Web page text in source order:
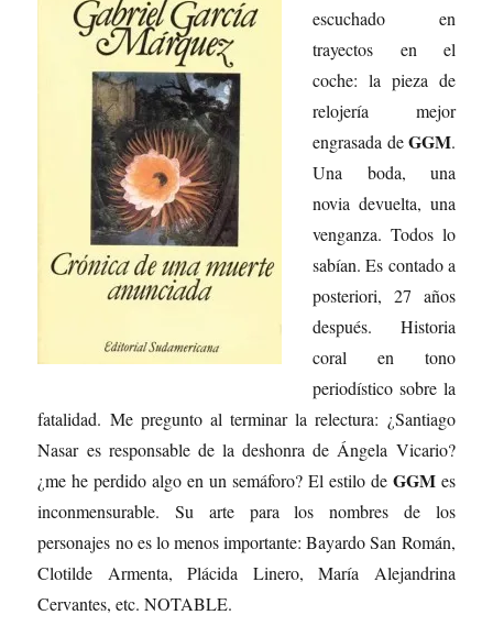
escuchado en
trayectos en el
coche: la pieza de
relojería mejor
engrasada deGGM.
Una boda, una
novia devuelta, una
venganza. Todos lo
sabían. Es contado a
posteriori, 27 años
después. Historia
coral en tono
periodístico sobre la
fatalidad. Me pregunto al terminar la relectura: ¿Santiago
Nasar es responsable de la deshonra de Ángela Vicario?
¿me he perdido algo en un semáforo? El estilo de GGMes
inconmensurable. Su arte para los nombres de los
personajes no es lo menos importante: Bayardo San Román,
Clotilde Armenta, Plácida Linero, María Alejandrina
Cervantes, etc. NOTABLE.